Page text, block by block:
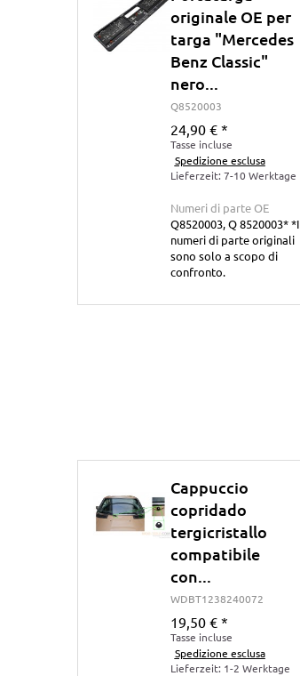
originale OE per
targa "Mercedes
Benz Classic"
nero...
Q8520003
24,90 € *
Tasse incluse
Spedizione esclusa
Lieferzeit: 7-10 Werktage
Numeri di parte OE
Q8520003, Q 8520003* *I
numeri di parte originali
sono solo a scopo di
confronto.
Cappuccio
copridado
tergicristallo
compatibile
con...
WDBT1238240072
19,50 € *
Tasse incluse
Spedizione esclusa
Lieferzeit: 1-2 Werktage